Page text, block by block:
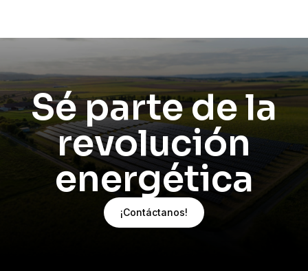
Sé parte de la
revolución
energética
¡Contáctanos!